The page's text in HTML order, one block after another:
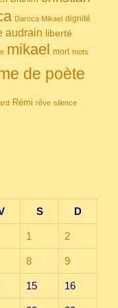
Daroca Mikael dignité
audrain liberté
mikael mort mots
de poète
Rémi rêve silence
S D
1 2
8 9
15 16